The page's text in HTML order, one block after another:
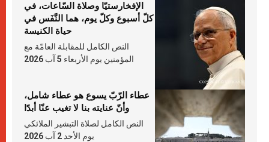
الإفخارستيّا وصلاة السّاعات، في
كلّ أسبوع وكلّ يوم، هما النَّفَس في
حياة الكنيسة
النص الكامل للمقابلة العامّة مع
المؤمنين يوم الأربعاء 5 آب 2026
عطاء الرّبّ يسوع هو عطاء شامل،
وأنّ عنايته بنا لا تغيب عنّا أبدًا
النص الكامل لصلاة التبشير الملائكي
يوم الأحد 2 آب 2026